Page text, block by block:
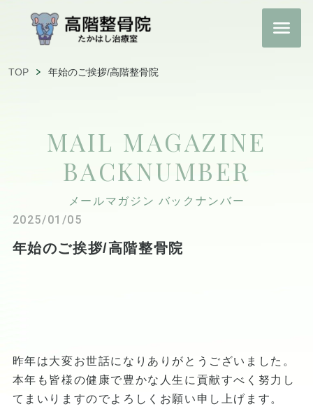
TOP 年始のご挨拶/高階整骨院
MAIL MAGAZINE
BACKNUMBER
メールマガジン バックナンバー
2025/01/05
年始のご挨拶/高階整骨院
昨年は大変お世話になりありがとうございました。
本年も皆様の健康で豊かな人生に貢献すべく努力し
てまいりますのでよろしくお願い申し上げます。